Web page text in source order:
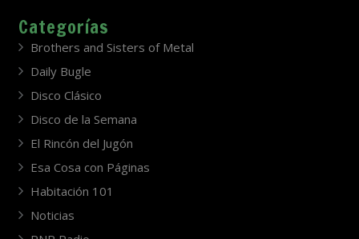
Categorías
Brothers and Sisters of Metal
Daily Bugle
Disco Clásico
Disco de la Semana
El Rincón del Jugón
Esa Cosa con Páginas
Habitación 101
Noticias